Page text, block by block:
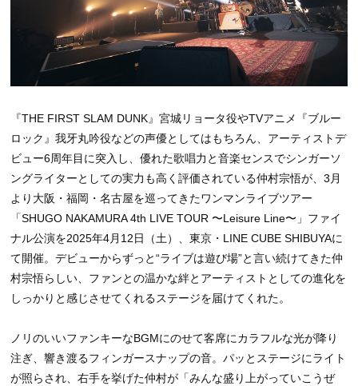
『THE FIRST SLAM DUNK』宮城リョータ役やTVアニメ『ブルー
ロック』我牙丸吟役などの声優としてはもちろん、アーティストデ
ビュー6周年目に突入し、優れた歌唱力と音楽センスでシンガーソ
ングライターとしての実力も高く評価されている仲村宗悟が、3月
より大阪・福岡・名古屋を巡ってきたワンマンライブツアー
「SHUGO NAKAMURA 4th LIVE TOUR 〜Leisure Line〜」ファイ
ナル公演を2025年4月12日（土）、東京・LINE CUBE SHIBUYAに
て開催。デビューからずっと“ライブは遊び場”と言い続けてきた仲
村宗悟らしい、ファンとの温かな絆とアーティストとしての進化を
しっかりと感じさせてくれるステージを届けてくれた。
ノリのいいファンキーなBGMにのせて客席にカラフルな光が降り
注ぎ、響き渡るフィンガースナップの音。パッとステージにライト
が照らされ、右手を挙げた仲村が「みんな盛り上がっていこうぜ